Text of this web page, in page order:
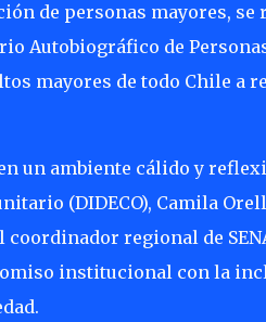
de personas mayores, se
Autobiográfico de
mayores de todo Chile a
un ambiente cálido y
(DIDECO), Camila
coordinador regional de
institucional con la